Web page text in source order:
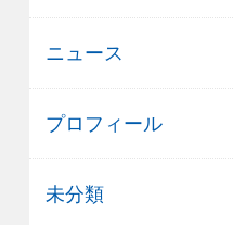
ニュース
プロフィール
未分類